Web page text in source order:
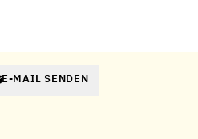
E-MAIL SENDEN